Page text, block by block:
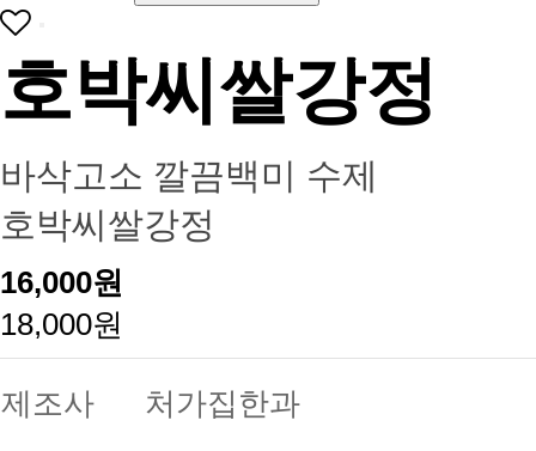
호박씨쌀강정
바삭고소 깔끔백미 수제
호박씨쌀강정
16,000원
18,000원
제조사
처가집한과